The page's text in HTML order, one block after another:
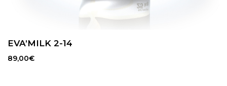
EVA’MILK 2-14
89,00€